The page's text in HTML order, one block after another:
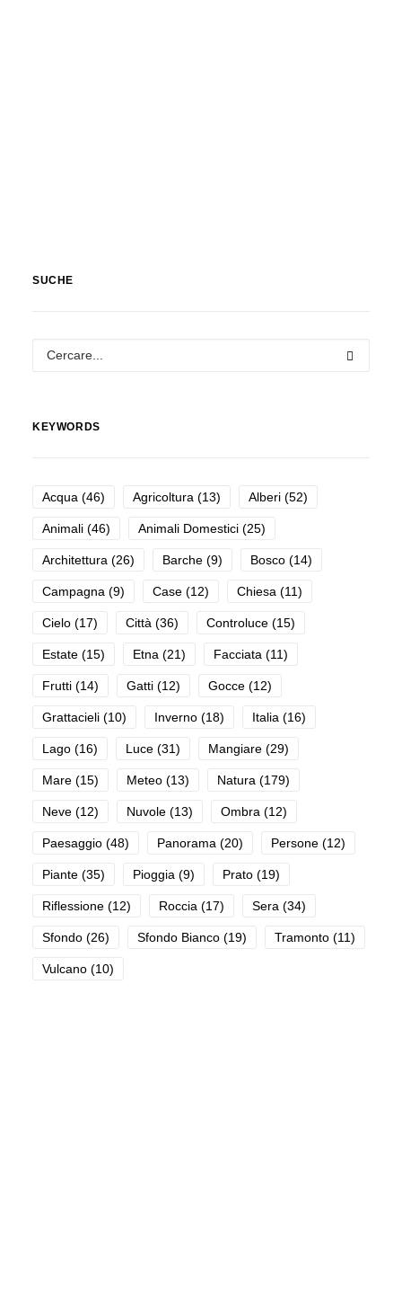
SUCHE
KEYWORDS
Acqua (46) Agricoltura (13) Alberi (52)
Animali (46) Animali Domestici (25)
Architettura (26) Barche (9) Bosco (14)
Campagna (9) Case (12) Chiesa (11)
Cielo (17) Città (36) Controluce (15)
Estate (15) Etna (21) Facciata (11)
Frutti (14) Gatti (12) Gocce (12)
Grattacieli (10) Inverno (18) Italia (16)
Lago (16) Luce (31) Mangiare (29)
Mare (15) Meteo (13) Natura (179)
Neve (12) Nuvole (13) Ombra (12)
Paesaggio (48) Panorama (20) Persone (12)
Piante (35) Pioggia (9) Prato (19)
Riflessione (12) Roccia (17) Sera (34)
Sfondo (26) Sfondo Bianco (19) Tramonto (11)
Vulcano (10)